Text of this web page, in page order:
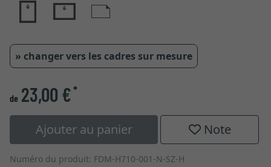
» changer vers les cadres sur mesure
de 23,00 €*
Ajouter au panier Note
Numéro du produit: FDM-H710-001-N-SZ-H